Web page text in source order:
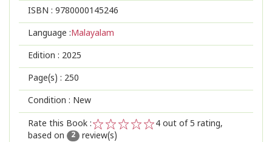
ISBN : 9780000145246
Language :Malayalam
Edition : 2025
Page(s) : 250
Condition : New
Rate this Book :
2
1
4 out of 5 rating,
based on
2 review(s)